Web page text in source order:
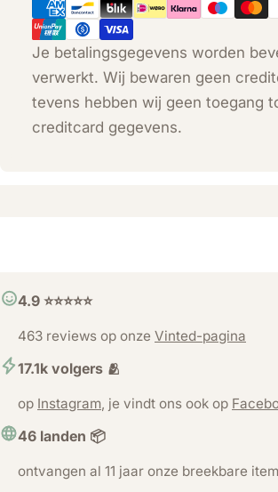
Je betalingsgegevens worden
verwerkt. Wij bewaren geen
tevens hebben wij geen toegang
creditcard gegevens.
4.9 ⭐️⭐️⭐️⭐️⭐️
463 reviews op onze Vinted-pagina
17.1k volgers 🫂
op Instagram, je vindt ons ook op
46 landen 📦
ontvangen al 11 jaar onze breekbare